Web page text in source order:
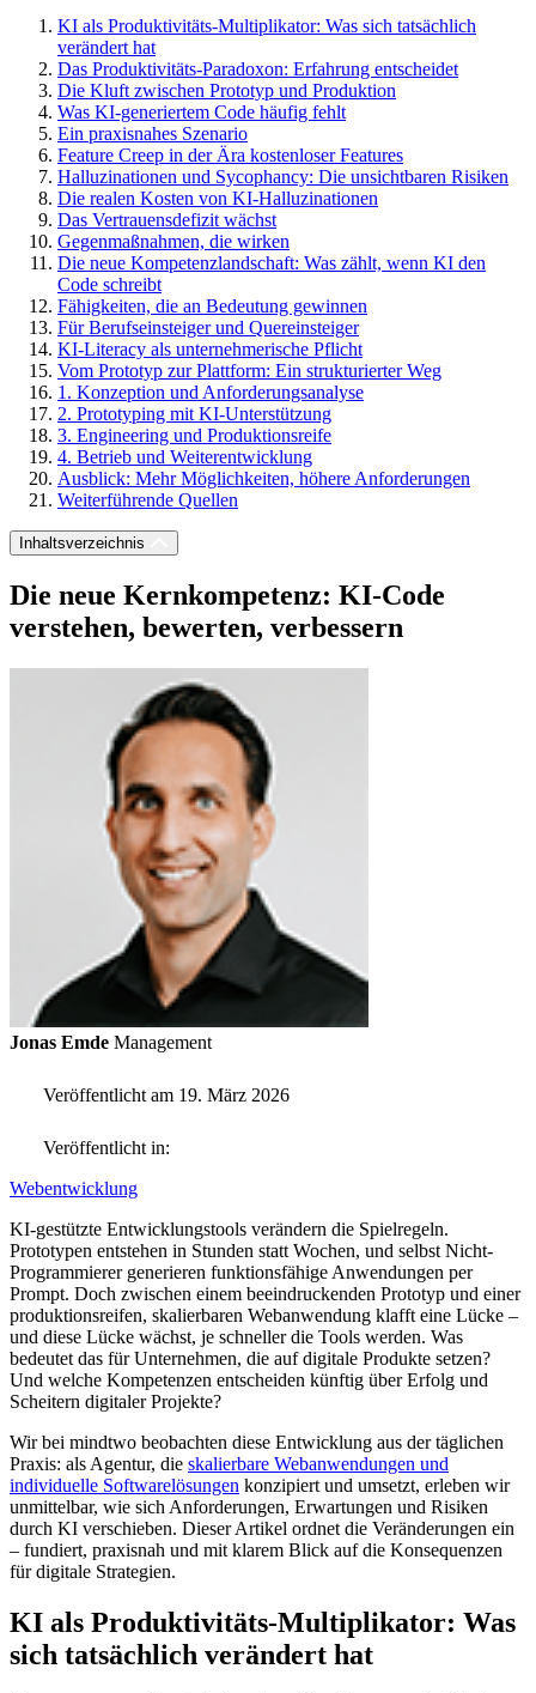
KI als Produktivitäts-Multiplikator: Was sich tatsächlich
verändert hat
Das Produktivitäts-Paradoxon: Erfahrung entscheidet
Die Kluft zwischen Prototyp und Produktion
Was KI-generiertem Code häufig fehlt
Ein praxisnahes Szenario
Feature Creep in der Ära kostenloser Features
Halluzinationen und Sycophancy: Die unsichtbaren Risiken
Die realen Kosten von KI-Halluzinationen
Das Vertrauensdefizit wächst
Gegenmaßnahmen, die wirken
Die neue Kompetenzlandschaft: Was zählt, wenn KI den
Code schreibt
Fähigkeiten, die an Bedeutung gewinnen
Für Berufseinsteiger und Quereinsteiger
KI-Literacy als unternehmerische Pflicht
Vom Prototyp zur Plattform: Ein strukturierter Weg
1. Konzeption und Anforderungsanalyse
2. Prototyping mit KI-Unterstützung
3. Engineering und Produktionsreife
4. Betrieb und Weiterentwicklung
Ausblick: Mehr Möglichkeiten, höhere Anforderungen
Weiterführende Quellen
Inhaltsverzeichnis
Die neue Kernkompetenz: KI-Code
verstehen, bewerten, verbessern
Jonas Emde Management
Veröffentlicht am 19. März 2026
Veröffentlicht in:
Webentwicklung
KI-gestützte Entwicklungstools verändern die Spielregeln.
Prototypen entstehen in Stunden statt Wochen, und selbst Nicht-
Programmierer generieren funktionsfähige Anwendungen per
Prompt. Doch zwischen einem beeindruckenden Prototyp und einer
produktionsreifen, skalierbaren Webanwendung klafft eine Lücke –
und diese Lücke wächst, je schneller die Tools werden. Was
bedeutet das für Unternehmen, die auf digitale Produkte setzen?
Und welche Kompetenzen entscheiden künftig über Erfolg und
Scheitern digitaler Projekte?
Wir bei mindtwo beobachten diese Entwicklung aus der täglichen
Praxis: als Agentur, die skalierbare Webanwendungen und
individuelle Softwarelösungen konzipiert und umsetzt, erleben wir
unmittelbar, wie sich Anforderungen, Erwartungen und Risiken
durch KI verschieben. Dieser Artikel ordnet die Veränderungen ein
– fundiert, praxisnah und mit klarem Blick auf die Konsequenzen
für digitale Strategien.
KI als Produktivitäts-Multiplikator: Was
sich tatsächlich verändert hat